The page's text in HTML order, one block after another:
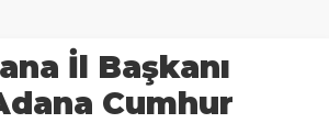
İl Başkanı
Cumhur